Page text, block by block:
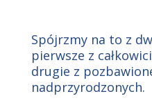
Spójrzmy na to z
pierwsze z
drugie z
nadprzyrodzonych.